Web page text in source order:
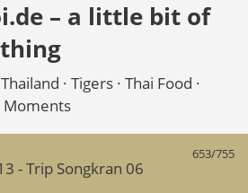
– a little bit of
· Tigers · Thai Food ·
Moments
653/755
- Trip Songkran 06